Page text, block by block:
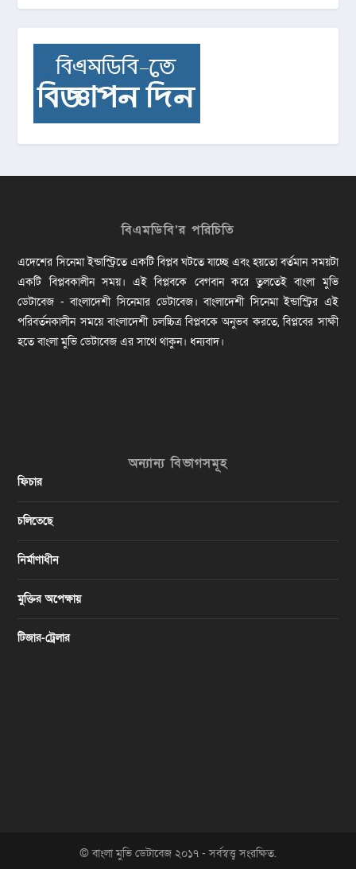
বিএমডিবি’র পরিচিতি
এদেশের সিনেমা ইন্ডাস্ট্রিতে একটি বিপ্লব ঘটতে যাচ্ছে এবং হয়তো বর্তমান সময়টা
একটি বিপ্লবকালীন সময়। এই বিপ্লবকে বেগবান করে তুলতেই বাংলা মুভি
ডেটাবেজ - বাংলাদেশী সিনেমার ডেটাবেজ। বাংলাদেশী সিনেমা ইন্ডাস্ট্রির এই
পরিবর্তনকালীন সময়ে বাংলাদেশী চলচ্চিত্র বিপ্লবকে অনুভব করতে, বিপ্লবের সাক্ষী
হতে বাংলা মুভি ডেটাবেজ এর সাথে থাকুন। ধন্যবাদ।
অন্যান্য বিভাগসমূহ
ফিচার
চলিতেছে
নির্মাণাধীন
মুক্তির অপেক্ষায়
টিজার-ট্রেলার
© বাংলা মুভি ডেটাবেজ ২০১৭ - সর্বস্বত্ত্ব সংরক্ষিত.